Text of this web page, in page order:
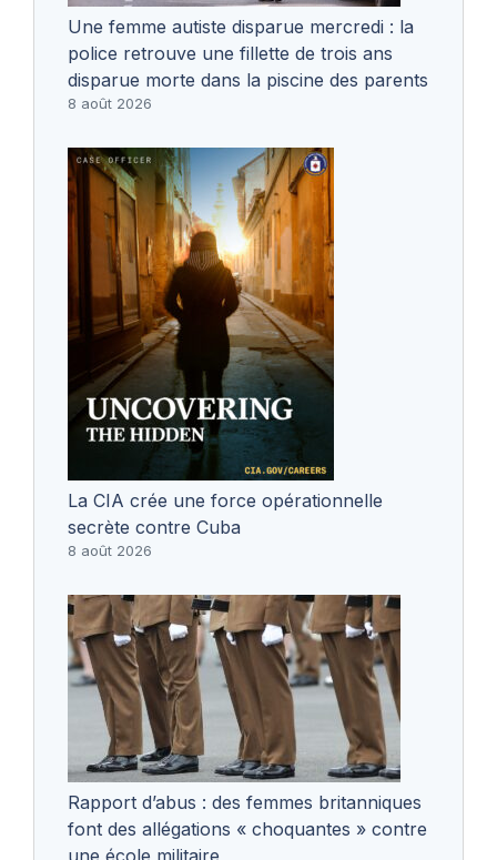
Une femme autiste disparue mercredi : la
police retrouve une fillette de trois ans
disparue morte dans la piscine des parents
8 août 2026
La CIA crée une force opérationnelle
secrète contre Cuba
8 août 2026
Rapport d’abus : des femmes britanniques
font des allégations « choquantes » contre
une école militaire